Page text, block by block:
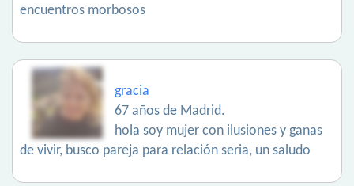
encuentros morbosos
gracia
67 años de Madrid.
hola soy mujer con ilusiones y ganas
de vivir, busco pareja para relación seria, un saludo